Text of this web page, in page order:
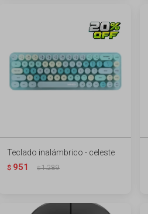
Teclado inalámbrico - celeste
$ 951 $1.289